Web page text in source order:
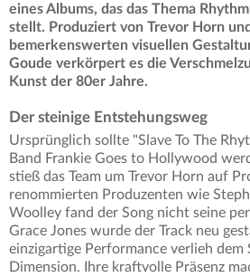
eines Albums, das das Thema
stellt. Produziert von Trevor Horn
bemerkenswerten visuellen
Goude verkörpert es die
Kunst der 80er Jahre.
Der steinige Entstehungsweg
Ursprünglich sollte "Slave To The
Band Frankie Goes to Hollywood
stieß das Team um Trevor Horn auf
renommierten Produzenten wie
Woolley fand der Song nicht seine
Grace Jones wurde der Track neu
einzigartige Performance verlieh dem
Dimension. Ihre kraftvolle Präsenz